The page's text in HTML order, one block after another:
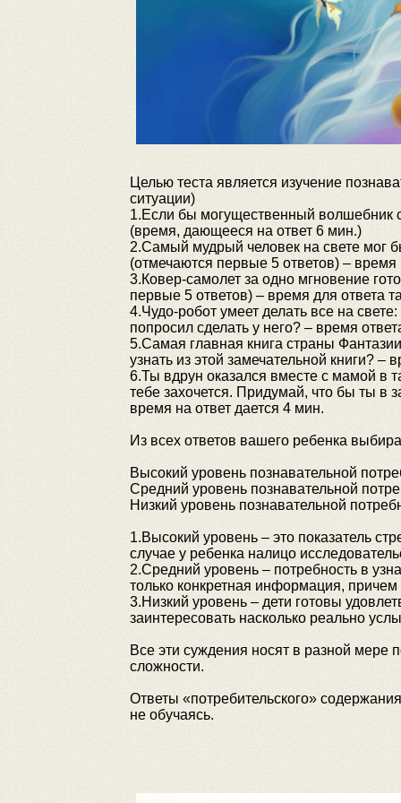
Целью теста является изучение
ситуации)
1.Если бы могущественный волшебник
(время, дающееся на ответ 6 мин.)
2.Самый мудрый человек на свете мог
(отмечаются первые 5 ответов) – время
3.Ковер-самолет за одно мгновение
первые 5 ответов) – время для ответа
4.Чудо-робот умеет делать все на
попросил сделать у него? – время
5.Самая главная книга страны
узнать из этой замечательной книги? –
6.Ты вдрун оказался вместе с мамой в
тебе захочется. Придумай, что бы ты в
время на ответ дается 4 мин.
Из всех ответов вашего ребенка
Высокий уровень познавательной
Средний уровень познавательной
Низкий уровень познавательной
1.Высокий уровень – это показатель
случае у ребенка налицо
2.Средний уровень – потребность в
только конкретная информация,
3.Низкий уровень – дети готовы
заинтересовать насколько реально
Все эти суждения носят в разной мере
сложности.
Ответы «потребительского»
не обучаясь.